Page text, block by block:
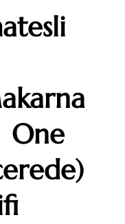
One